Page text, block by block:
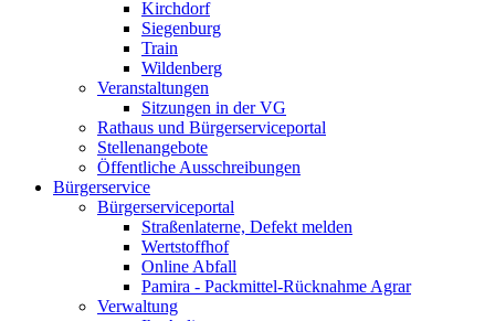
Kirchdorf
Siegenburg
Train
Wildenberg
Veranstaltungen
Sitzungen in der VG
Rathaus und Bürgerserviceportal
Stellenangebote
Öffentliche Ausschreibungen
Bürgerservice
Bürgerserviceportal
Straßenlaterne, Defekt melden
Wertstoffhof
Online Abfall
Pamira - Packmittel-Rücknahme Agrar
Verwaltung